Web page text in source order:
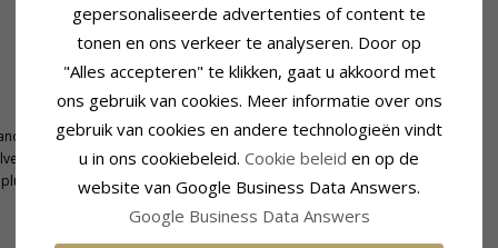
2 cm
Lengte:6,7 mm
Breedte:5,9 mm
gepersonaliseerde advertenties of content te
tonen en ons verkeer te analyseren. Door op
"Alles accepteren" te klikken, gaat u akkoord met
ons gebruik van cookies. Meer informatie over ons
gebruik van cookies en andere technologieën vindt
u in ons cookiebeleid. Cookie beleid en op de
website van Google Business Data Answers.
Google Business Data Answers